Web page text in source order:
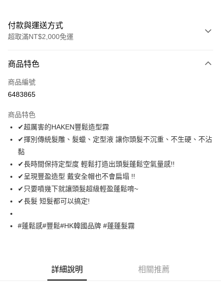
付款與運送方式
超取滿NT$2,000免運
信用卡一次付款
超商取貨付款
悠遊付
ATM付款
運送方式
每筆NT$65，滿NT$2,000(含以上)免運費
7-11取貨付款
每筆NT$65，滿NT$2,000(含以上)免運費
商品特色
商品編號
6483865
商品特色
✔超厲害的HAKEN豐鬆造型霧
✔揮別傳統髮雕、髮蠟、定型液 讓你頭髮不沉重、不生硬、不沾
黏
✔長時間保持定型度 輕鬆打造出頭髮蓬鬆空氣量感!!
✔呈現豐盈造型 戴安全帽也不會扁塌 !!
✔只要噴幾下就讓頭髮超級輕盈蓬鬆唷~
✔長髮 短髮都可以搞定!
#蓬鬆感#豐鬆#HK韓國品牌 #蓬蓬髮霧
詳細說明 相關推薦